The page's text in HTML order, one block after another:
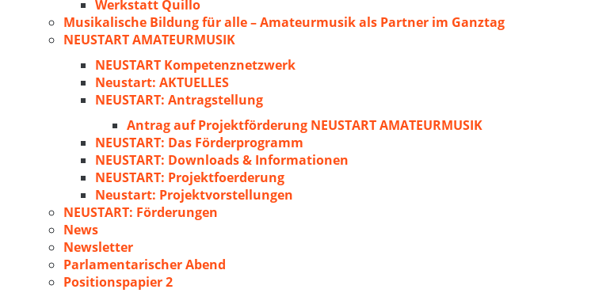
Werkstatt Quillo
Musikalische Bildung für alle – Amateurmusik als Partner im Ganztag
NEUSTART AMATEURMUSIK
NEUSTART Kompetenznetzwerk
Neustart: AKTUELLES
NEUSTART: Antragstellung
Antrag auf Projektförderung NEUSTART AMATEURMUSIK
NEUSTART: Das Förderprogramm
NEUSTART: Downloads & Informationen
NEUSTART: Projektfoerderung
Neustart: Projektvorstellungen
NEUSTART: Förderungen
News
Newsletter
Parlamentarischer Abend
Positionspapier 2